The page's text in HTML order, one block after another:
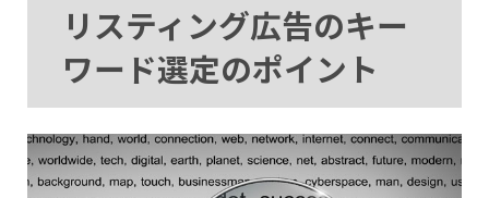
リスティング広告のキー
ワード選定のポイント